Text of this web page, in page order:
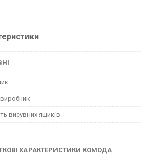
висувних ящиків
ХАРАКТЕРИСТИКИ КОМОДА